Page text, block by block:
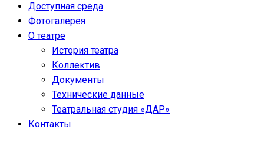
Доступная среда
Фотогалерея
О театре
История театра
Коллектив
Документы
Технические данные
Театральная студия «ДАР»
Контакты